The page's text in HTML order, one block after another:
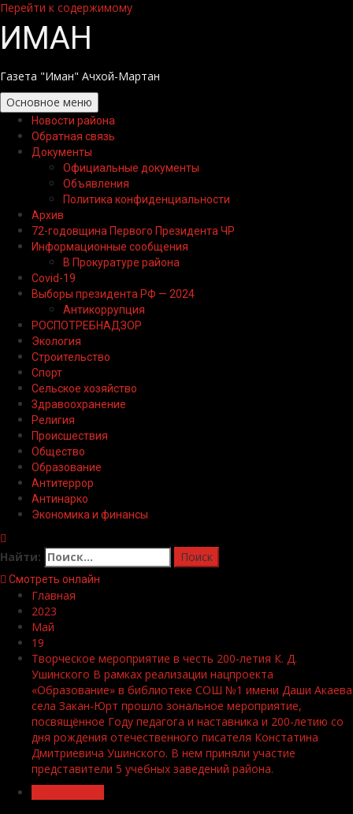
Перейти к содержимому
ИМАН
Газета "Иман" Ачхой-Мартан
Основное меню
Новости района
Обратная связь
Документы
Официальные документы
Объявления
Политика конфиденциальности
Архив
72-годовщина Первого Президента ЧР
Информационные сообщения
В Прокуратуре района
Covid-19
Выборы президента РФ — 2024
Антикоррупция
РОСПОТРЕБНАДЗОР
Экология
Строительство
Спорт
Сельское хозяйство
Здравоохранение
Религия
Происшествия
Общество
Образование
Антитеррор
Антинарко
Экономика и финансы
Найти:
Смотреть онлайн
Главная
2023
Май
19
Творческое мероприятие в честь 200-летия К. Д.
Ушинского В рамках реализации нацпроекта
«Образование» в библиотеке СОШ №1 имени Даши Акаева
села Закан-Юрт прошло зональное мероприятие,
посвящённое Году педагога и наставника и 200-летию со
дня рождения отечественного писателя Констатина
Дмитриевича Ушинского. В нем приняли участие
представители 5 учебных заведений района.